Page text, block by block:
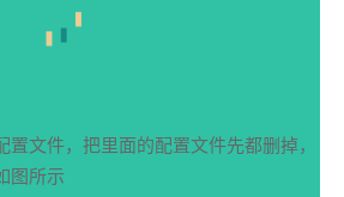
文件，把里面的配置文件先都删掉，
图所示